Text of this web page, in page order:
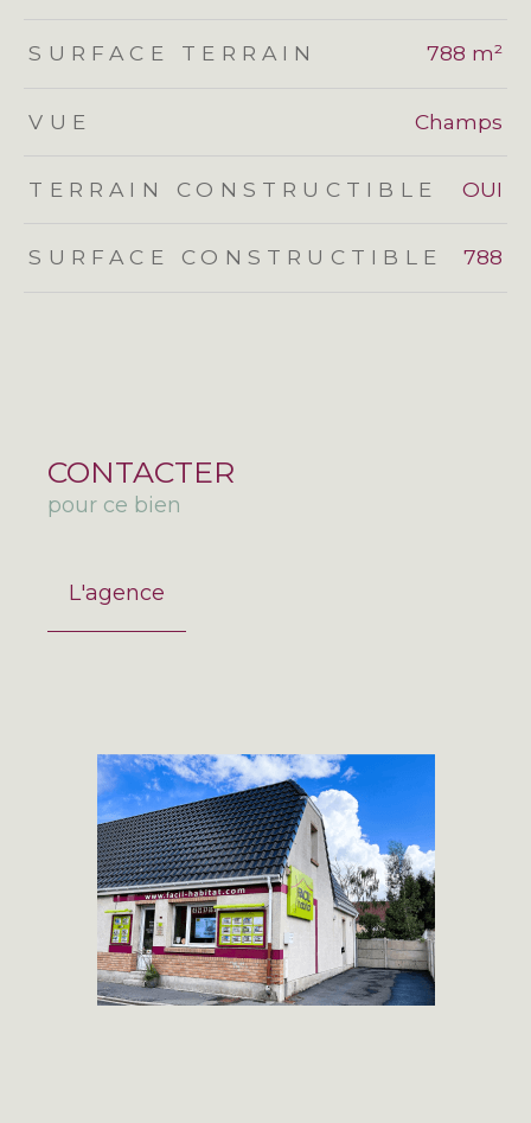
SURFACE TERRAIN 788 m²
VUE Champs
TERRAIN CONSTRUCTIBLE OUI
SURFACE CONSTRUCTIBLE 788
CONTACTER
pour ce bien
L'agence